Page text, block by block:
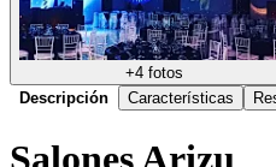
+4 fotos
Descripción
Características
Salones Arizu